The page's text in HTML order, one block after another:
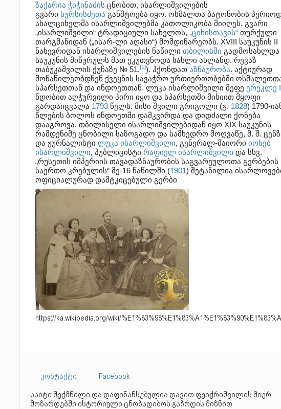
ზაქარია ჭიჭინაძის ცნობით, ისარლიშვილების
გვარი ხურსისძეთა განშტოება იყო. ოსმალთა ბატონობის
ახალციხელმა ისარლიშვილებმა კათოლიკობა მიიღეს. გვარი
„ისარლიშვილი“ ტრადიციული სახელოს, „ციხისთავის“თურქული
თარგმანიდან („ისარ-ლი აღასი“) მომდინარეობს. XVIII საუკუნის II
ნახევრიდან ისარლიშვილების ნაწილი თბილისში გადმოსახლდა
საუკუნის მიწურულს მათ ეკუთვნოდა სახლი ახლანდ. რევაზ
თაბუკაშვილის ქუჩაზე № 51.[1]). ჰქონდათ აზნაურობა. აქტიურად
მონაწილეობდნენ ქვეყნის სავაჭრო ურთიერთობებში
სპარსეთთან და ინდოეთთან. ლუკა ისარლიშვილი მეფე ერეკლე
ნდობით აღჭურვილი პირი იყო და სპარსეთში მისიით მყოფი
გარდაიცვალა 1793წელს. მისი შვილი გრიგოლი (გ. 1828) 1790-
წლების ბოლოს ინდოეთში დამკვირდა და დიდძალი ქონება
დააგროვა. თბილისელი ისარლიშვილებიდან იყო XIX საუკუნის
რამდენიმე ცნობილი საზოგადო და სამხედრო მოღვაწე, მ. შ.
და ჟურნალისტი ლუკა ისარლიშვილი, გენერალ-მაიორი იოსებ
ისარლიშვილი, პუბლიცისტი რაფიელ ისარლიშვილი და სხვ.
„რუსეთის იმპერიის თავადაზნაურობის საგვარეულოთა გერბების
საერთო კრებულის“ მე-16 ნაწილში (1901) შეტანილია
ოფიციალურად დამტკიცებული გერბი
https://ka.wikipedia.org/wiki/
კონტაქტი
Facebook
საიტი შექმნილი და დაფინანსებულია დავით ფეიქრიშვილის მიერ,
მოზარდებში ისტორიული ცნობადიბოს გაზრდის მიზნით.